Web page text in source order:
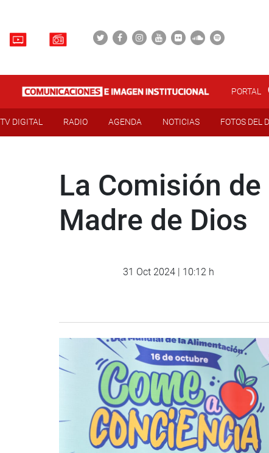
PORTAL
TV DIGITAL RADIO AGENDA NOTICIAS FOTOS DEL
La Comisión
Madre de Dios
31 Oct 2024 | 10:12 h